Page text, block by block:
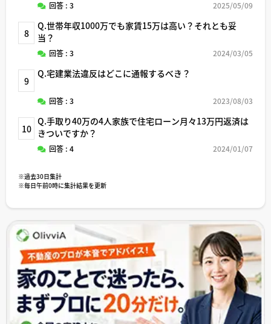
回答 : 3 2025/05/09
8
Q.世帯年収1000万でも家賃15万は高い？それとも妥
当？
回答 : 3 2024/03/05
9
Q.宅建業法違反はどこに通報するべき？
回答 : 3 2023/08/03
10
Q.手取り40万の4人家族で住宅ローン月々13万円返済は
きついですか？
回答 : 4 2024/01/07
※過去30日集計
※毎日午前0時に集計結果を更新